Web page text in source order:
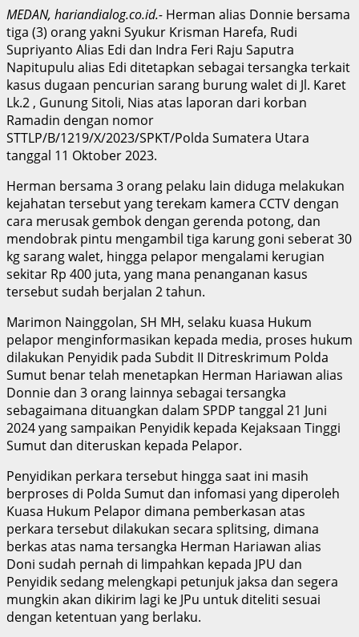
MEDAN, hariandialog.co.id.- Herman alias Donnie bersama
tiga (3) orang yakni Syukur Krisman Harefa, Rudi
Supriyanto Alias Edi dan Indra Feri Raju Saputra
Napitupulu alias Edi ditetapkan sebagai tersangka terkait
kasus dugaan pencurian sarang burung walet di Jl. Karet
Lk.2 , Gunung Sitoli, Nias atas laporan dari korban
Ramadin dengan nomor
STTLP/B/1219/X/2023/SPKT/Polda Sumatera Utara
tanggal 11 Oktober 2023.
Herman bersama 3 orang pelaku lain diduga melakukan
kejahatan tersebut yang terekam kamera CCTV dengan
cara merusak gembok dengan gerenda potong, dan
mendobrak pintu mengambil tiga karung goni seberat 30
kg sarang walet, hingga pelapor mengalami kerugian
sekitar Rp 400 juta, yang mana penanganan kasus
tersebut sudah berjalan 2 tahun.
Marimon Nainggolan, SH MH, selaku kuasa Hukum
pelapor menginformasikan kepada media, proses hukum
dilakukan Penyidik pada Subdit II Ditreskrimum Polda
Sumut benar telah menetapkan Herman Hariawan alias
Donnie dan 3 orang lainnya sebagai tersangka
sebagaimana dituangkan dalam SPDP tanggal 21 Juni
2024 yang sampaikan Penyidik kepada Kejaksaan Tinggi
Sumut dan diteruskan kepada Pelapor.
Penyidikan perkara tersebut hingga saat ini masih
berproses di Polda Sumut dan infomasi yang diperoleh
Kuasa Hukum Pelapor dimana pemberkasan atas
perkara tersebut dilakukan secara splitsing, dimana
berkas atas nama tersangka Herman Hariawan alias
Doni sudah pernah di limpahkan kepada JPU dan
Penyidik sedang melengkapi petunjuk jaksa dan segera
mungkin akan dikirim lagi ke JPu untuk diteliti sesuai
dengan ketentuan yang berlaku.